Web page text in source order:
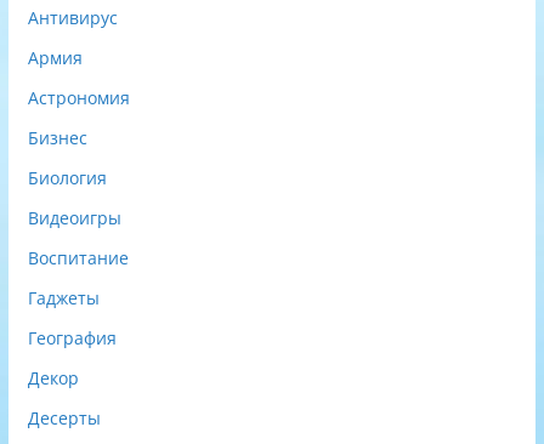
Антивирус
Армия
Астрономия
Бизнес
Биология
Видеоигры
Воспитание
Гаджеты
География
Декор
Десерты